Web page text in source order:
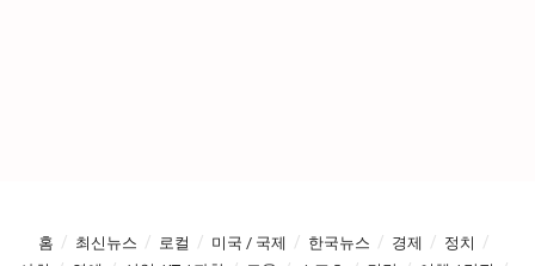
홈 최신뉴스 로컬 미국 / 국제 한국뉴스 경제
정치